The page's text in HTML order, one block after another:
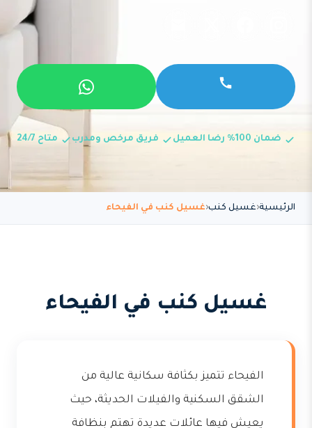
ضمان 100% رضا العميل فريق مرخص ومدرب متاح 24/7
الرئيسية غسيل كنب غسيل كنب في الفيحاء
غسيل كنب في الفيحاء
الفيحاء تتميز بكثافة سكانية عالية من
الشقق السكنية والفيلات الحديثة، حيث
يعيش فيها عائلات عديدة تهتم بنظافة